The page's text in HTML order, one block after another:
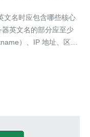
文名时应包含哪些核心
英文名的部分应至少
）、IP 地址、区域/
端口和密钥路径）、